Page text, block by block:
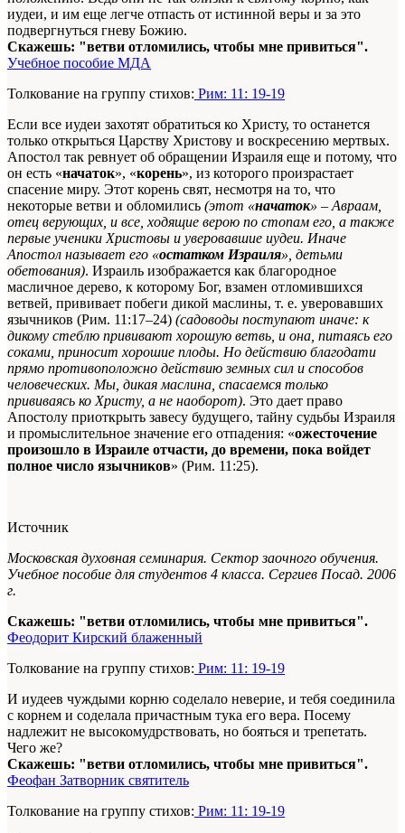
иудеи, и им еще легче отпасть от истинной веры и за это
подвергнуться гневу Божию.
Скажешь: "ветви отломились, чтобы мне привиться".
Учебное пособие МДА
Толкование на группу стихов: Рим: 11: 19-19
Если все иудеи захотят обратиться ко Христу, то останется
только открыться Царству Христову и воскресению мертвых.
Апостол так ревнует об обращении Израиля еще и потому, что
он есть «начаток», «корень», из которого произрастает
спасение миру. Этот корень свят, несмотря на то, что
некоторые ветви и обломились (этот «начаток» – Авраам,
отец верующих, и все, ходящие верою по стопам его, а также
первые ученики Христовы и уверовавшие иудеи. Иначе
Апостол называет его «остатком Израиля», детьми
обетования). Израиль изображается как благородное
масличное дерево, к которому Бог, взамен отломившихся
ветвей, прививает побеги дикой маслины, т. е. уверовавших
язычников (Рим. 11:17–24) (садоводы поступают иначе: к
дикому стеблю прививают хорошую ветвь, и она, питаясь его
соками, приносит хорошие плоды. Но действию благодати
прямо противоположно действию земных сил и способов
человеческих. Мы, дикая маслина, спасаемся только
прививаясь ко Христу, а не наоборот). Это дает право
Апостолу приоткрыть завесу будущего, тайну судьбы Израиля
и промыслительное значение его отпадения: «ожесточение
произошло в Израиле отчасти, до времени, пока войдет
полное число язычников» (Рим. 11:25).
Источник
Московская духовная семинария. Сектор заочного обучения.
Учебное пособие для студентов 4 класса. Сергиев Посад. 2006
г.
Скажешь: "ветви отломились, чтобы мне привиться".
Феодорит Кирский блаженный
Толкование на группу стихов: Рим: 11: 19-19
И иудеев чуждыми корню соделало неверие, и тебя соединила
с корнем и соделала причастным тука его вера. Посему
надлежит не высокомудрствовать, но бояться и трепетать.
Чего же?
Скажешь: "ветви отломились, чтобы мне привиться".
Феофан Затворник святитель
Толкование на группу стихов: Рим: 11: 19-19